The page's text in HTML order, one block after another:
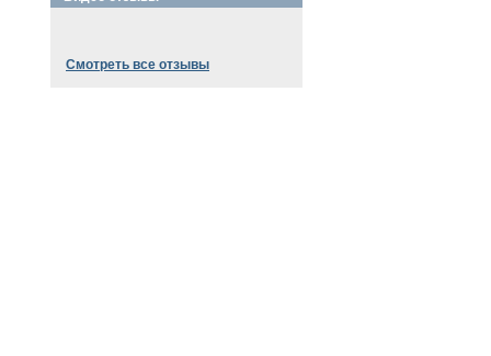
Смотреть все отзывы